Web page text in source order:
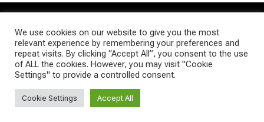
TERMS AND CONDITIONS PRIVACY POLICY SITEMAP
© Emigrants Life WordPress Theme by TagDiv
We use cookies on our website to give you the most
relevant experience by remembering your preferences and
repeat visits. By clicking “Accept All”, you consent to the use
of ALL the cookies. However, you may visit "Cookie
Settings" to provide a controlled consent.
Cookie Settings Accept All